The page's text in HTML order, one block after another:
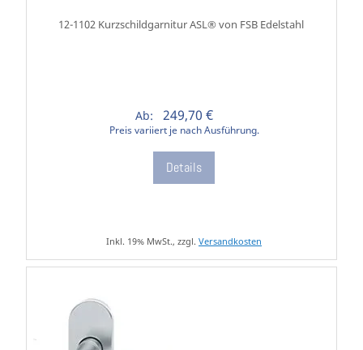
12-1102 Kurzschildgarnitur ASL® von FSB Edelstahl
Ab: 249,70 €
Preis variiert je nach Ausführung.
Details
Inkl. 19% MwSt., zzgl. Versandkosten